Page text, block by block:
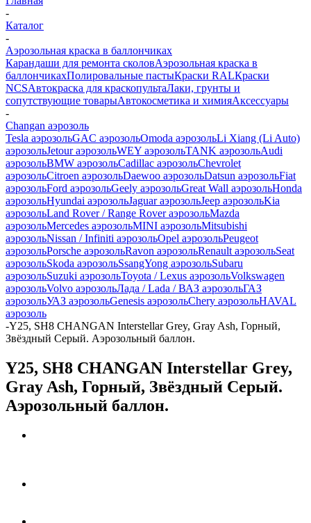
-
Каталог
-
Аэрозольная краска в баллончиках
Карандаши для ремонта сколовАэрозольная краска в
баллончикахПолировальные пастыКраски RALКраски
NCSАвтокраска для краскопультаЛаки, грунты и
сопутствующие товарыАвтокосметика и химияАксессуары
-
Changan аэрозоль
Tesla аэрозольGAC аэрозольOmoda аэрозольLi Xiang (Li Auto)
аэрозольJetour аэрозольWEY аэрозольTANK аэрозольAudi
аэрозольBMW аэрозольCadillac аэрозольChevrolet
аэрозольCitroen аэрозольDaewoo аэрозольDatsun аэрозольFiat
аэрозольFord аэрозольGeely аэрозольGreat Wall аэрозольHonda
аэрозольHyundai аэрозольJaguar аэрозольJeep аэрозольKia
аэрозольLand Rover / Range Rover аэрозольMazda
аэрозольMercedes аэрозольMINI аэрозольMitsubishi
аэрозольNissan / Infiniti аэрозольOpel аэрозольPeugeot
аэрозольPorsche аэрозольRavon аэрозольRenault аэрозольSeat
аэрозольSkoda аэрозольSsangYong аэрозольSubaru
аэрозольSuzuki аэрозольToyota / Lexus аэрозольVolkswagen
аэрозольVolvo аэрозольЛада / Lada / ВАЗ аэрозольГАЗ
аэрозольУАЗ аэрозольGenesis аэрозольChery аэрозольHAVAL
аэрозоль
-Y25, SH8 CHANGAN Interstellar Grey, Gray Ash, Горный,
Звёздный Серый. Аэрозольный баллон.
Y25, SH8 CHANGAN Interstellar Grey,
Gray Ash, Горный, Звёздный Серый.
Аэрозольный баллон.